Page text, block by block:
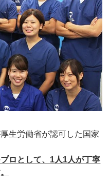
す。
もとても親切。
っと見る
生労働省が認可した国家
ロとして、1人1人が丁寧